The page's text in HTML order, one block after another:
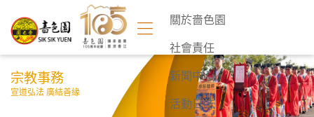
關於嗇色園
社會責任
新聞中心
活動日誌
宗教事務
宣道弘法 廣結善緣